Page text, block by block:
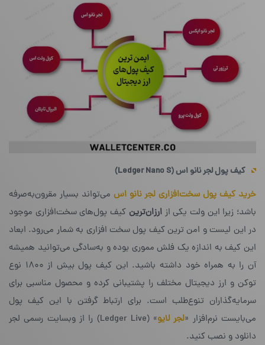
کیف پول لجر نانو اس (Ledger Nano S
)
خرید کیف پول سخت‌افزاری لجر نانو اس می‌تواند بسیار مقرون‌به‌صرفه
باشد؛ زیرا این ولت یکی ازارزان‌ترین کیف پول‌های سخت‌افزاری موجود
در این لیست و امن ترین کیف پول سخت افزاری به شمار می‌رود. ابعاد
این کیف به اندازه یک فلش مموری بوده و به‌سادگی می‌توانید همیشه
آن را به همراه خود داشته باشید. این کیف پول بیش از ۱۸۰۰ نوع
توکن و ارز دیجیتال مختلف را پشتیبانی کرده و محصول مناسبی برای
سرمایه‌گذاران تنوع‌طلب است. برای ارتباط گرفتن با این کیف پول
می‌بایست نرم‌افزار «لجر لایو
» (Ledger Live) را از وبسایت رسمی لجر
دانلود و نصب کنید.